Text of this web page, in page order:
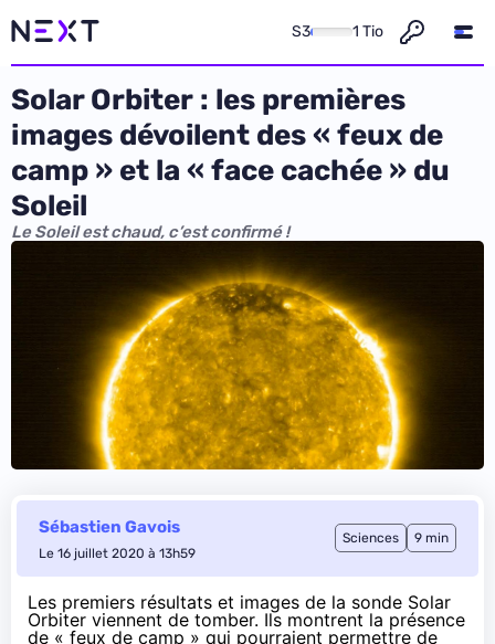
S3 1 Tio
Solar Orbiter : les premières
images dévoilent des « feux de
camp » et la « face cachée » du
Soleil
Le Soleil est chaud, c’est confirmé !
Sébastien Gavois
Le 16 juillet 2020 à 13h59
Sciences 9 min
Les premiers résultats et images de la sonde Solar
Orbiter viennent de tomber. Ils montrent la présence
de « feux de camp » qui pourraient permettre de